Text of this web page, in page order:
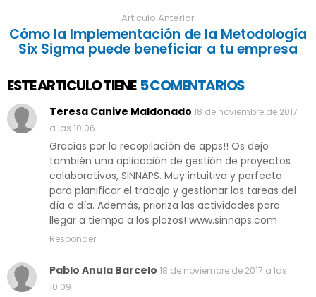
Articulo Anterior
Cómo la Implementación de la Metodología
Six Sigma puede beneficiar a tu empresa
ESTE ARTICULO TIENE 5 COMENTARIOS
Teresa Canive Maldonado 18 de noviembre de 2017
a las 10:06
Gracias por la recopilación de apps!! Os dejo
también una aplicación de gestión de proyectos
colaborativos, SINNAPS. Muy intuitiva y perfecta
para planificar el trabajo y gestionar las tareas del
día a día. Además, prioriza las actividades para
llegar a tiempo a los plazos! www.sinnaps.com
Responder
Pablo Anula Barcelo 18 de noviembre de 2017 a las
10:09